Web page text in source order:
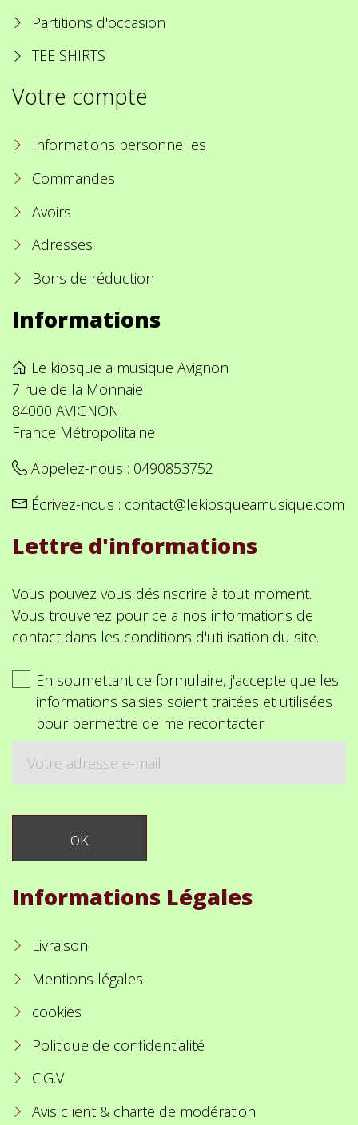
Partitions d'occasion
TEE SHIRTS
Votre compte
Informations personnelles
Commandes
Avoirs
Adresses
Bons de réduction
Informations
Le kiosque a musique Avignon
7 rue de la Monnaie
84000 AVIGNON
France Métropolitaine
Appelez-nous : 0490853752
Écrivez-nous : contact@lekiosqueamusique.com
Lettre d'informations
Vous pouvez vous désinscrire à tout moment.
Vous trouverez pour cela nos informations de
contact dans les conditions d'utilisation du site.
En soumettant ce formulaire, j'accepte que les
informations saisies soient traitées et utilisées
pour permettre de me recontacter.
Informations Légales
Livraison
Mentions légales
cookies
Politique de confidentialité
C.G.V
Avis client & charte de modération